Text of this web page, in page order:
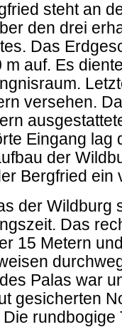
steht an
den drei
Das
auf. Es
versehen.
Eingang lag
der
Bergfried
der Wildburg
Das
15 Metern
Palas war
gesicherten
rundbogige